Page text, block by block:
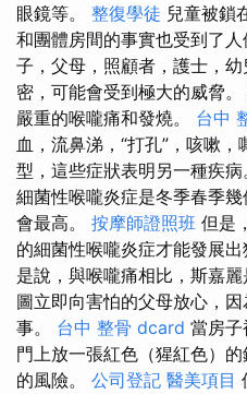
眼鏡等。 整復學徒 兒童被鎖
和團體房間的事實也受到了人
子，父母，照顧者，護士，
密，可能會受到極大的威脅
嚴重的喉嚨痛和發燒。 台中
血，流鼻涕，“打孔”，咳嗽
型，這些症狀表明另一種疾病
細菌性喉嚨炎症是冬季春季
會最高。 按摩師證照班 但是
的細菌性喉嚨炎症才能發展出
是說，與喉嚨痛相比，斯嘉
圖立即向害怕的父母放心，
事。 台中 整骨 dcard 當房
門上放一張紅色（猩紅色）
的風險。 公司登記 醫美項目